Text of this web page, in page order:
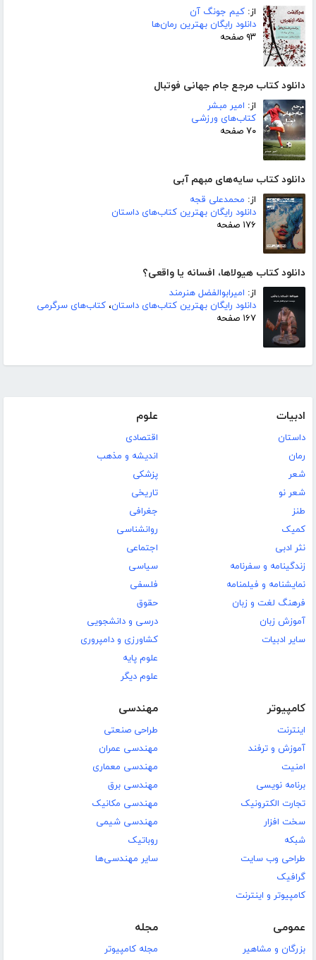
از: کیم جونگ آن
دانلود رایگان بهترین رمان‌ها
۹۳ صفحه
دانلود کتاب مرجع جام جهانی فوتبال
از: امیر مبشر
کتاب‌های ورزشی
۷۰ صفحه
دانلود کتاب سایه‌های مبهم آبی
از: محمدعلی قجه
دانلود رایگان بهترین کتاب‌های داستان
۱۷۶ صفحه
دانلود کتاب هیولاها، افسانه یا واقعی؟
از: امیرابوالفضل هنرمند
دانلود رایگان بهترین کتاب‌های داستان، کتاب‌های سرگرمی
۱۶۷ صفحه
ادبیات
داستان
رمان
شعر
شعر نو
طنز
کمیک
نثر ادبی
زندگینامه و سفرنامه
نمایشنامه و فیلمنامه
فرهنگ لغت و زبان
آموزش زبان
سایر ادبیات
علوم
اقتصادی
اندیشه و مذهب
پزشکی
تاریخی
جغرافی
روانشناسی
اجتماعی
سیاسی
فلسفی
حقوق
درسی و دانشجویی
کشاورزی و دامپروری
علوم پایه
علوم دیگر
کامپیوتر
اینترنت
آموزش و ترفند
امنیت
برنامه نویسی
تجارت الکترونیک
سخت افزار
شبکه
طراحی وب سایت
گرافیک
کامپیوتر و اینترنت
مهندسی
طراحی صنعتی
مهندسی عمران
مهندسی معماری
مهندسی برق
مهندسی مکانیک
مهندسی شیمی
روباتیک
سایر مهندسی‌ها
عمومی
بزرگان و مشاهیر
مجله
مجله کامپیوتر